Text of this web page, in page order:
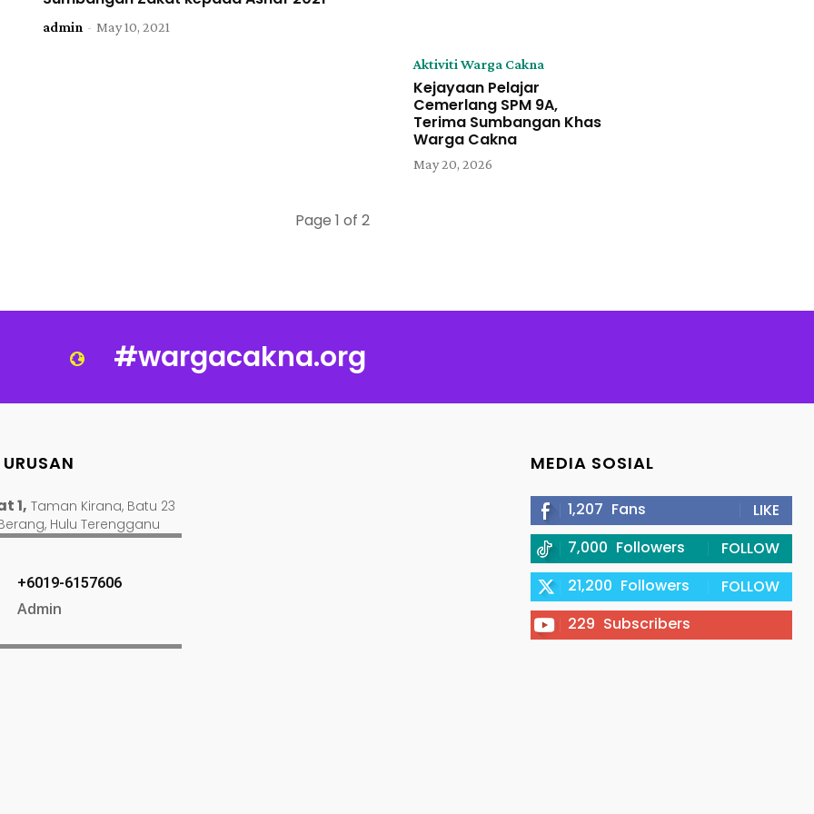
admin - May 10, 2021
Page 1 of 2
Aktiviti Warga Cakna
Kejayaan Pelajar
Cemerlang SPM 9A,
Terima Sumbangan Khas
Warga Cakna
May 20, 2026
#wargacakna.org
1, Taman Kirana, Batu 23
Hulu Terengganu
+6019-6157606
Admin
MEDIA SOSIAL
1,207 Fans
LIKE
7,000 Followers
FOLLOW
21,200 Followers
FOLLOW
229 Subscribers